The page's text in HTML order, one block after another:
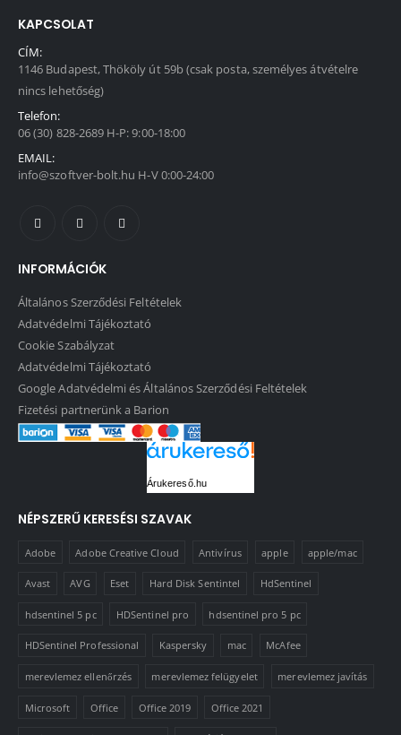
KAPCSOLAT
CÍM:
1146 Budapest, Thököly út 59b (csak posta, személyes átvételre
nincs lehetőség)
Telefon:
06 (30) 828-2689 H-P: 9:00-18:00
EMAIL:
info@szoftver-bolt.hu H-V 0:00-24:00
INFORMÁCIÓK
Általános Szerződési Feltételek
Adatvédelmi Tájékoztató
Cookie Szabályzat
Adatvédelmi Tájékoztató
Google Adatvédelmi és Általános Szerződési Feltételek
Fizetési partnerünk a Barion
Árukereső.hu
NÉPSZERŰ KERESÉSI SZAVAK
Adobe Adobe Creative Cloud Antivírus apple apple/mac
Avast AVG Eset Hard Disk Sentintel HdSentinel
hdsentinel 5 pc HDSentinel pro hdsentinel pro 5 pc
HDSentinel Professional Kaspersky mac McAfee
merevlemez ellenőrzés merevlemez felügyelet merevlemez javítás
Microsoft Office Office 2019 Office 2021